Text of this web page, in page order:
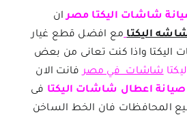
شاشات اليكتا مصر ان
اليكتا مع افضل قطع غيار
اليكتا واذا كنت تعانى من بعض
شاشات في مصر فانت الان
صيانة اعطال شاشات اليكتا فى
المحافظات فان الخط الساخن